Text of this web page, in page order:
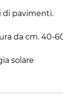
di pavimenti.
da cm. 40-
solare